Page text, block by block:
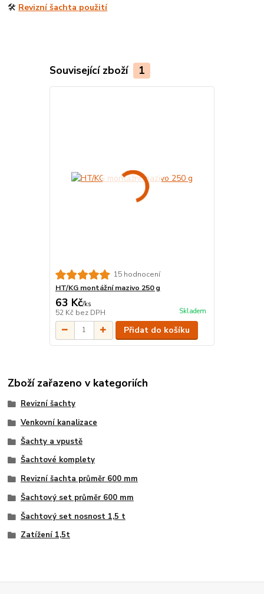
🛠️ Revizní šachta použití
Související zboží 1
15 hodnocení
HT/KG montážní mazivo 250 g
63 Kč/ks
52 Kč bez DPH Skladem
Přidat do košíku
Zboží zařazeno v kategoriích
Revizní šachty
Venkovní kanalizace
Šachty a vpustě
Šachtové komplety
Revizní šachta průměr 600 mm
Šachtový set průměr 600 mm
Šachtový set nosnost 1,5 t
Zatížení 1,5t